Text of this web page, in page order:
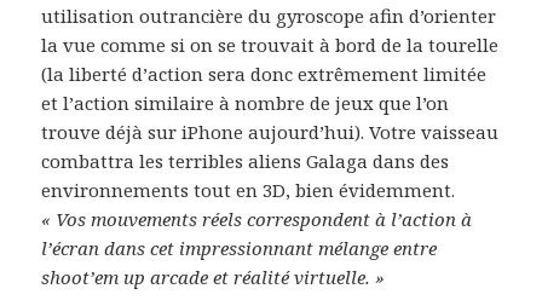
utilisation outrancière du gyroscope afin d’orienter
la vue comme si on se trouvait à bord de la tourelle
(la liberté d’action sera donc extrêmement limitée
et l’action similaire à nombre de jeux que l’on
trouve déjà sur iPhone aujourd’hui). Votre vaisseau
combattra les terribles aliens Galaga dans des
environnements tout en 3D, bien évidemment.
« Vos mouvements réels correspondent à l’action à
l’écran dans cet impressionnant mélange entre
shoot’em up arcade et réalité virtuelle. »